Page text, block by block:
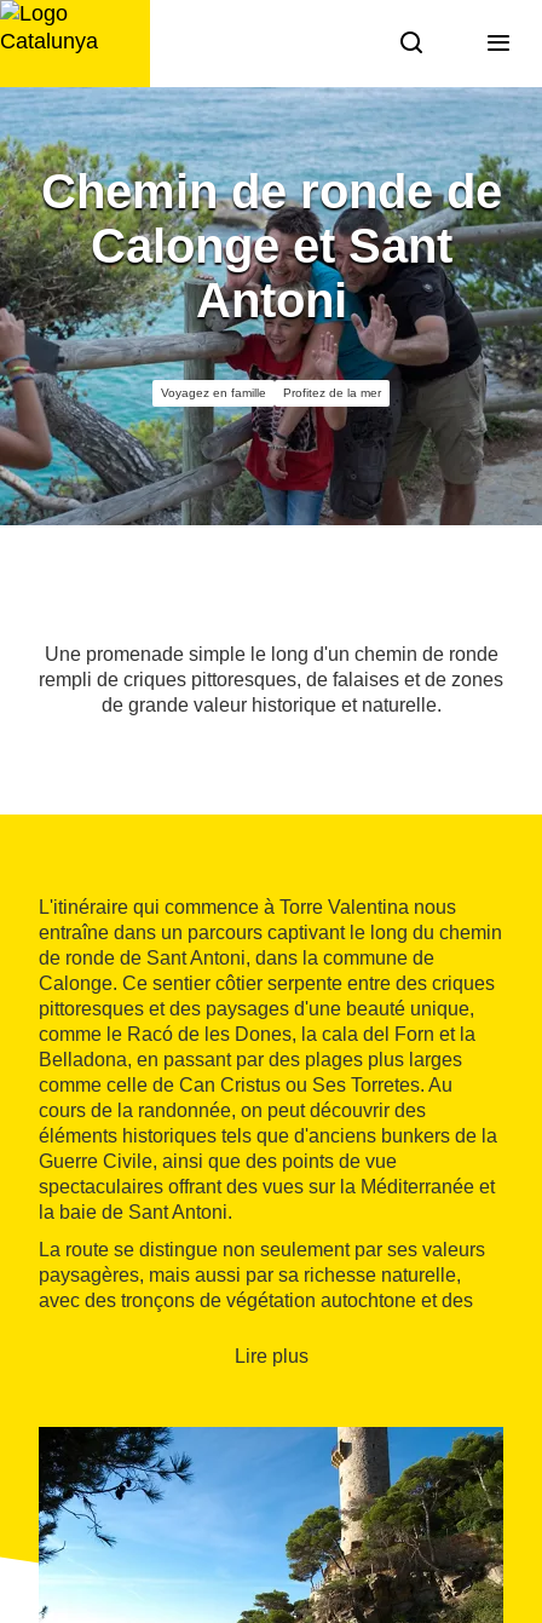
Aller
au
Chemin de ronde de
Calonge et Sant
Antoni
Voyagez en famille Profitez de la mer
Une promenade simple le long d'un chemin de ronde
rempli de criques pittoresques, de falaises et de zones
de grande valeur historique et naturelle.
L'itinéraire qui commence à Torre Valentina nous
entraîne dans un parcours captivant le long du chemin
de ronde de Sant Antoni, dans la commune de
Calonge. Ce sentier côtier serpente entre des criques
pittoresques et des paysages d'une beauté unique,
comme le Racó de les Dones, la cala del Forn et la
Belladona, en passant par des plages plus larges
comme celle de Can Cristus ou Ses Torretes. Au
cours de la randonnée, on peut découvrir des
éléments historiques tels que d'anciens bunkers de la
Guerre Civile, ainsi que des points de vue
spectaculaires offrant des vues sur la Méditerranée et
la baie de Sant Antoni.
La route se distingue non seulement par ses valeurs
paysagères, mais aussi par sa richesse naturelle,
avec des tronçons de végétation autochtone et des
faible difficulté, idéale à réaliser en famille ou en solo,
la Belladona.
Lire plus